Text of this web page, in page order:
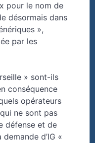
pour le nom de
désormais dans
»,
par les
» sont-ils
conséquence
opérateurs
ne sont pas
défense et de
d’IG «